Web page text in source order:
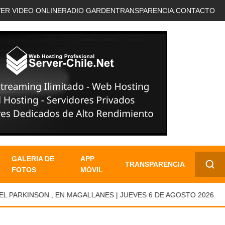
VIDEO ONLINERADIO GARDENTRANSPARENCIA. CONTACTO
GALERIA DE
FOTOS
APP
MÓVIL
TRANSPARENCIA
✕
, EN MAGALLANES | JUEVES 6 DE AGOSTO 2026.